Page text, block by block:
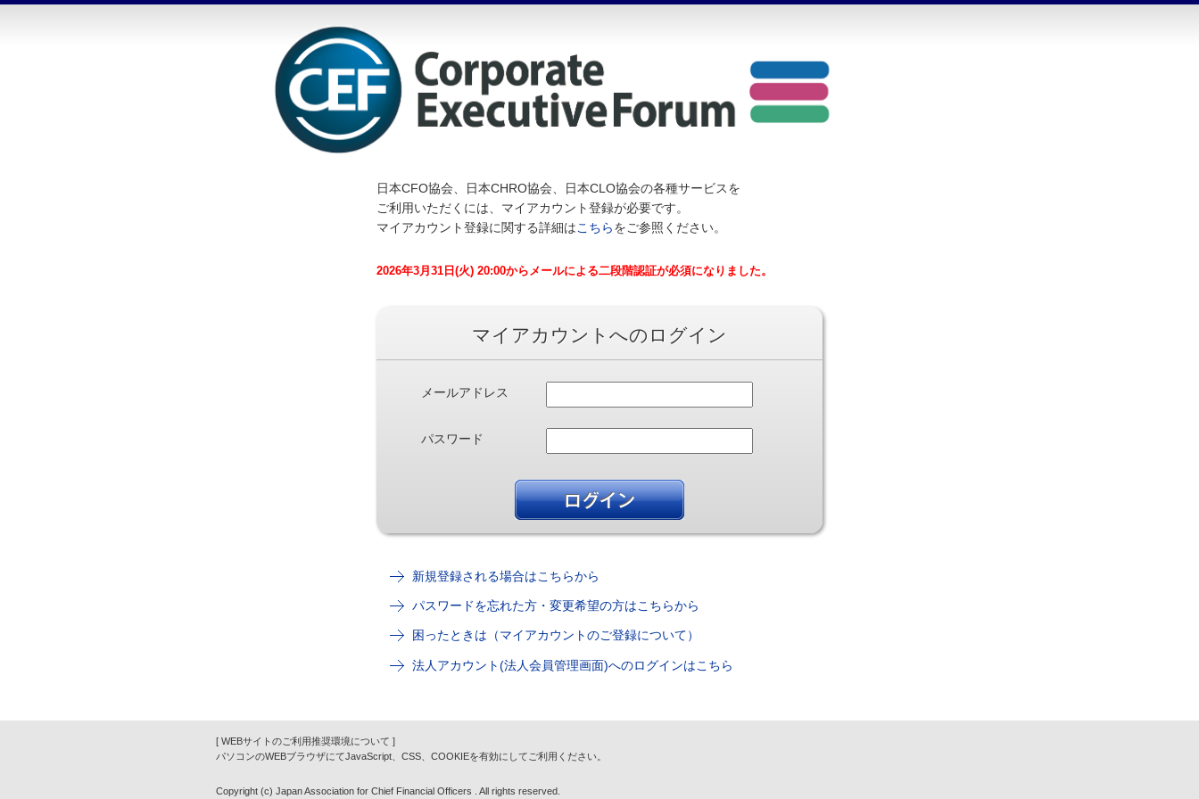
日本CFO協会、日本CHRO協会、日本CLO協会の各種サービスを
ご利用いただくには、マイアカウント登録が必要です。
マイアカウント登録に関する詳細はこちらをご参照ください。
2026年3月31日(火) 20:00からメールによる二段階認証が必須になりました。
マイアカウントへのログイン
メールアドレス
パスワード
新規登録される場合はこちらから
パスワードを忘れた方・変更希望の方はこちらから
困ったときは（マイアカウントのご登録について）
法人アカウント(法人会員管理画面)へのログインはこちら
[ WEBサイトのご利用推奨環境について ]
パソコンのWEBブラウザにてJavaScript、CSS、COOKIEを有効にしてご利用ください。
Copyright (c) Japan Association for Chief Financial Officers . All rights reserved.